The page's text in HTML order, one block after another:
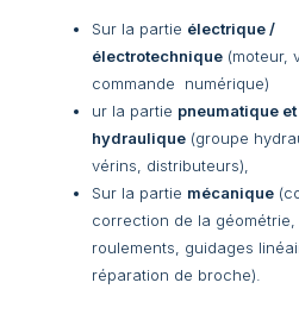
Sur la partie électrique /
électrotechnique (moteur,
commande numérique)
ur la partie pneumatique et
hydraulique (groupe
vérins, distributeurs),
Sur la partie mécanique
correction de la géométrie,
roulements, guidages
réparation de broche).